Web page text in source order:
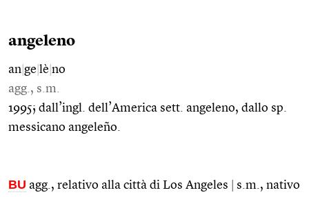
angeleno
an ge lè no
agg., s.m.
1995; dall’ingl. dell’America sett. angeleno, dallo sp.
messicano angeleño.
BU agg., relativo alla città di Los Angeles
s.m., nativo